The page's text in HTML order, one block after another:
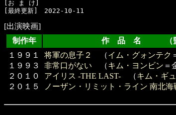
[お ま け]
[出演映画]
制作年
作 品 名 （監
１９９１
１９９３
２０１０
２０１５
将軍の息子２ （イム・グォンテク
非常口がない （キム・ヨンビン ＝
アイリス -THE LAST- （キム・ギ
ノーザン・リミット・ライン 南北海